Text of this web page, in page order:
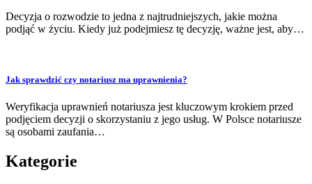
Decyzja o rozwodzie to jedna z najtrudniejszych, jakie można
podjąć w życiu. Kiedy już podejmiesz tę decyzję, ważne jest, aby…
Jak sprawdzić czy notariusz ma uprawnienia?
Weryfikacja uprawnień notariusza jest kluczowym krokiem przed
podjęciem decyzji o skorzystaniu z jego usług. W Polsce notariusze
są osobami zaufania…
Kategorie